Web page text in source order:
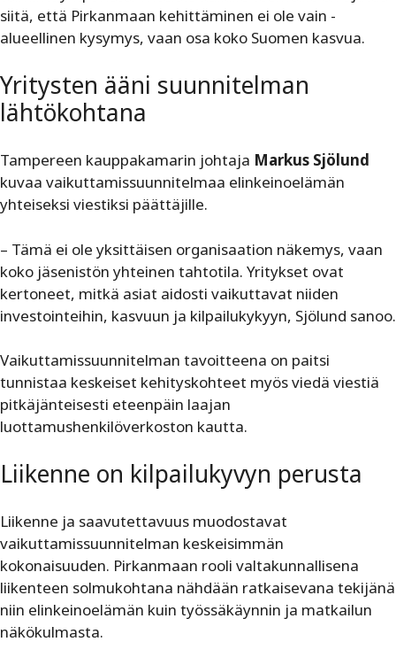
siitä, että Pirkanmaan kehittäminen ei ole vain -
alueellinen kysymys, vaan osa koko Suomen kasvua.
Yritysten ääni suunnitelman
lähtökohtana
Tampereen kauppakamarin johtaja Markus Sjölund
kuvaa vaikuttamissuunnitelmaa elinkeinoelämän
yhteiseksi viestiksi päättäjille.
– Tämä ei ole yksittäisen organisaation näkemys, vaan
koko jäsenistön yhteinen tahtotila. Yritykset ovat
kertoneet, mitkä asiat aidosti vaikuttavat niiden
investointeihin, kasvuun ja kilpailukykyyn, Sjölund sanoo.
Vaikuttamissuunnitelman tavoitteena on paitsi
tunnistaa keskeiset kehityskohteet myös viedä viestiä
pitkäjänteisesti eteenpäin laajan
luottamushenkilöverkoston kautta.
Liikenne on kilpailukyvyn perusta
Liikenne ja saavutettavuus muodostavat
vaikuttamissuunnitelman keskeisimmän
kokonaisuuden. Pirkanmaan rooli valtakunnallisena
liikenteen solmukohtana nähdään ratkaisevana tekijänä
niin elinkeinoelämän kuin työssäkäynnin ja matkailun
näkökulmasta.